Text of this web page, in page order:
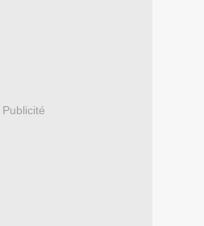
Publicité